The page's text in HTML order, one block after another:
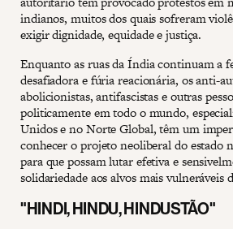
indianos, muitos dos quais sofreram
exigir dignidade, equidade e justiça.
Enquanto as ruas da Índia continuam a
desafiadora e fúria reacionária, os anti-
abolicionistas, antifascistas e outras
politicamente em todo o mundo,
Unidos e no Norte Global, têm um
conhecer o projeto neoliberal do estado
para que possam lutar efetiva e
solidariedade aos alvos mais vulneráveis
"HINDI, HINDU, HINDUSTÃO"